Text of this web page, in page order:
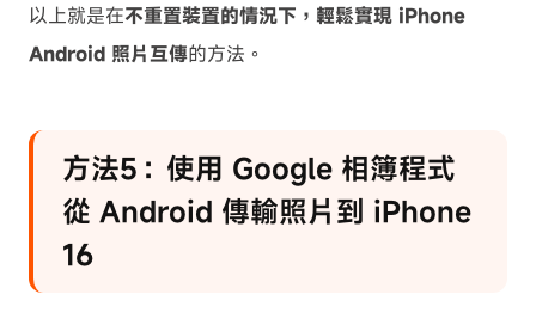
以上就是在不重置裝置的情況下，輕鬆實現 iPhone
Android 照片互傳的方法。
方法5：使用 Google 相簿程式
從 Android 傳輸照片到 iPhone
16